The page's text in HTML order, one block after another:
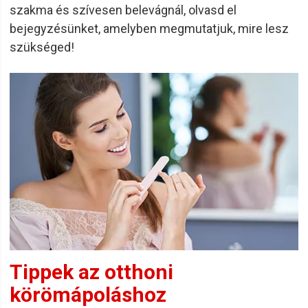
szakma és szívesen belevágnál, olvasd el
bejegyzésünket, amelyben megmutatjuk, mire lesz
szükséged!
Tippek az otthoni
körömápoláshoz